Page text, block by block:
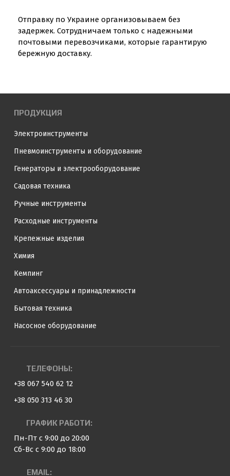
Отправку по Украине организовываем без
задержек. Сотрудничаем только с надежными
почтовыми перевозчиками, которые гарантирую
бережную доставку.
ПРОДУКЦИЯ
Электроинструменты
Пневмоинструменты и оборудование
Генераторы и электрооборудование
Садовая техника
Ручные инструменты
Расходные инструменты
Крепежные изделия
Химия
Кемпинг
Автоаксессуары и принадлежности
Бытовая техника
Насосное оборудование
ТЕЛЕФОНЫ:
+38 067 540 62 12
+38 050 313 46 30
ГРАФИК РАБОТИ:
Пн-Пт с 9:00 до 20:00
Сб-Вс с 9:00 до 18:00
EMAIL: